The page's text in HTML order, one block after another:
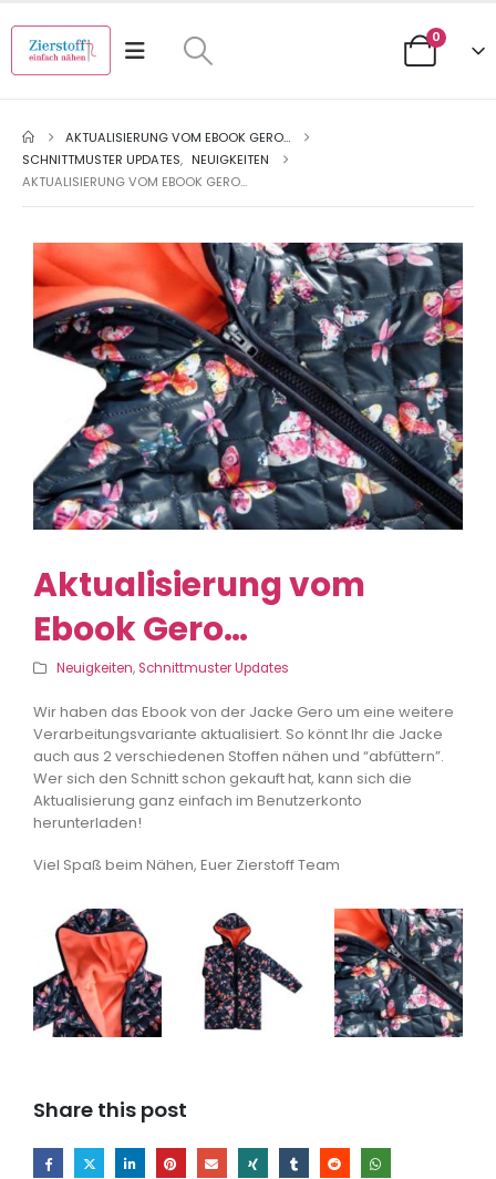
0
AKTUALISIERUNG VOM EBOOK GERO…
SCHNITTMUSTER UPDATES, NEUIGKEITEN
AKTUALISIERUNG VOM EBOOK GERO…
Aktualisierung vom
Ebook Gero…
Neuigkeiten,Schnittmuster Updates
Wir haben das Ebook von der Jacke Gero um eine weitere
Verarbeitungsvariante aktualisiert. So könnt Ihr die Jacke
auch aus 2 verschiedenen Stoffen nähen und “abfüttern”.
Wer sich den Schnitt schon gekauft hat, kann sich die
Aktualisierung ganz einfach im Benutzerkonto
herunterladen!
Viel Spaß beim Nähen, Euer Zierstoff Team
Share this post